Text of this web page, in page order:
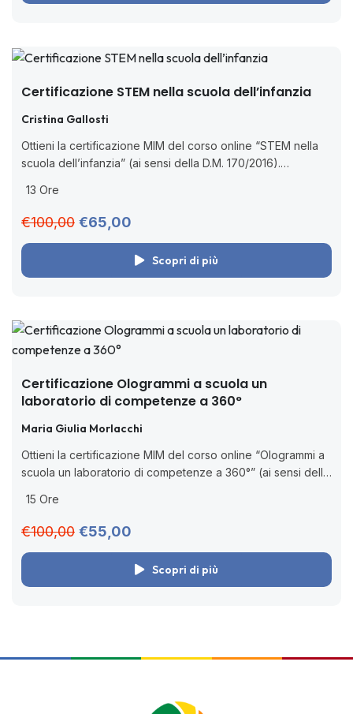
Certificazione STEM nella scuola dell’infanzia
Cristina Gallosti
Ottieni la certificazione MIM del corso online “STEM nella
scuola dell’infanzia” (ai sensi della D.M. 170/2016).
attività di coding subito applicabili in classe. ...
13 Ore
€100,00 €65,00
Scopri di più
Certificazione Ologrammi a scuola un
laboratorio di competenze a 360°
Maria Giulia Morlacchi
Ottieni la certificazione MIM del corso online “Ologrammi a
scuola un laboratorio di competenze a 360°” (ai sensi della
scadenza. Acquista adesso,...
15 Ore
€100,00 €55,00
Scopri di più